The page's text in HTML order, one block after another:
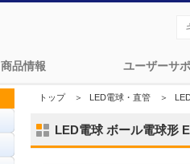
商品情報 ユーザーサ
トップ＞ LED電球・直管 ＞
LED電球 ボール電球形